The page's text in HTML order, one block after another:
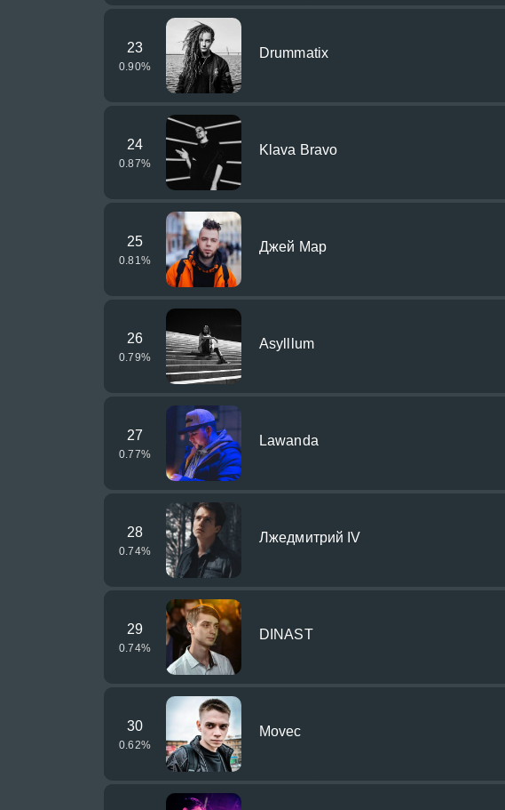
23
0.90%
Drummatix
24
0.87%
Klava Bravo
25
0.81 %
Джей Мар
26
0.79%
Asylllum
27
0.77%
Lawanda
28
0.74%
Лжедмитрий IV
29
0.74%
DINAST
30
0.62%
Movec